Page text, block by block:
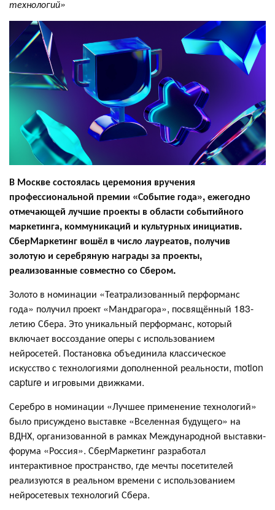
технологий»
В Москве состоялась церемония вручения
профессиональной премии «Событие года», ежегодно
отмечающей лучшие проекты в области событийного
маркетинга, коммуникаций и культурных инициатив.
СберМаркетинг вошёл в число лауреатов, получив
золотую и серебряную награды за проекты,
реализованные совместно со Сбером.
Золото в номинации «Театрализованный перформанс
года» получил проект «Мандрагора», посвящённый 183-
летию Сбера. Это уникальный перформанс, который
включает воссоздание оперы с использованием
нейросетей. Постановка объединила классическое
искусство с технологиями дополненной реальности, motion
capture и игровыми движками.
Серебро в номинации «Лучшее применение технологий»
было присуждено выставке «Вселенная будущего» на
ВДНХ, организованной в рамках Международной выставки-
форума «Россия». СберМаркетинг разработал
интерактивное пространство, где мечты посетителей
реализуются в реальном времени с использованием
нейросетевых технологий Сбера.